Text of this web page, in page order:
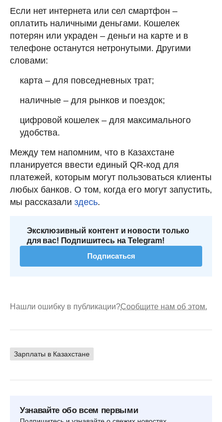
Если нет интернета или сел смартфон –
оплатить наличными деньгами. Кошелек
потерян или украден – деньги на карте и в
телефоне останутся нетронутыми. Другими
словами:
карта – для повседневных трат;
наличные – для рынков и поездок;
цифровой кошелек – для максимального
удобства.
Между тем напомним, что в Казахстане
планируется ввести единый QR-код для
платежей, которым могут пользоваться клиенты
любых банков. О том, когда его могут запустить,
мы рассказали здесь.
Эксклюзивный контент и новости только
для вас! Подпишитесь на Telegram!
Подписаться
Нашли ошибку в публикации?Сообщите нам об этом.
Зарплаты в Казахстане
Узнавайте обо всем первыми